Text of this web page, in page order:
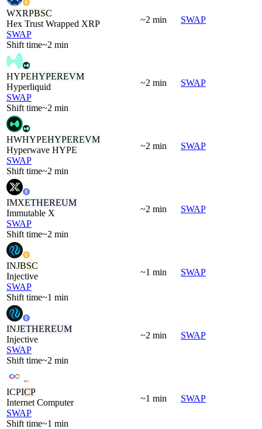
WXRPBSC
Hex Trust Wrapped XRP
SWAP
Shift time~2 min
~2 min SWAP
HYPEHYPEREVM
Hyperliquid
SWAP
Shift time~2 min
~2 min SWAP
HWHYPEHYPEREVM
Hyperwave HYPE
SWAP
Shift time~2 min
~2 min SWAP
IMXETHEREUM
Immutable X
SWAP
Shift time~2 min
~2 min SWAP
INJBSC
Injective
SWAP
Shift time~1 min
~1 min SWAP
INJETHEREUM
Injective
SWAP
Shift time~2 min
~2 min SWAP
ICPICP
Internet Computer
SWAP
Shift time~1 min
~1 min SWAP